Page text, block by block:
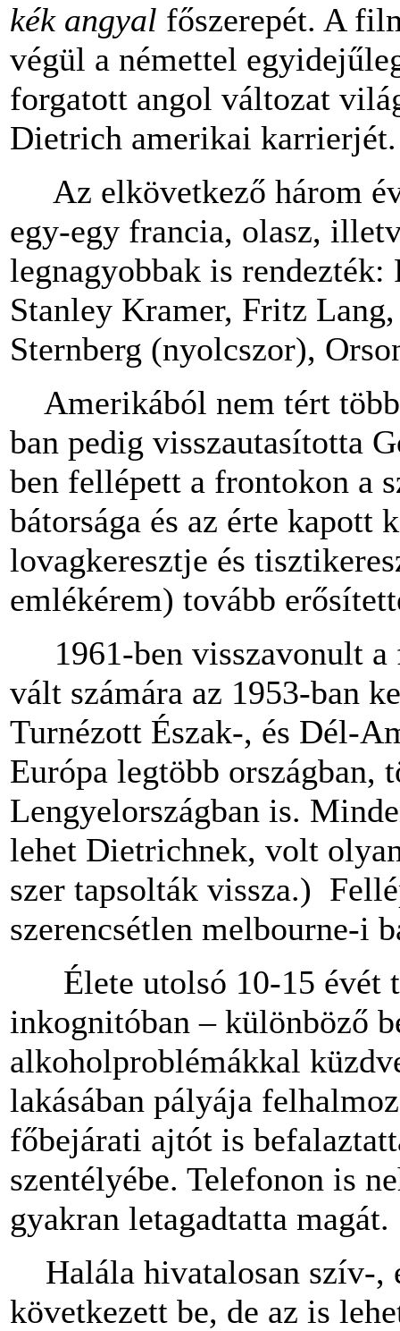
kék angyal főszerepét. A
végül a némettel
forgatott angol változat
Dietrich amerikai karrierjét.
Az elkövetkező három
egy-egy francia, olasz,
legnagyobbak is
Stanley Kramer, Fritz
Sternberg (nyolcszor),
Amerikából nem tért
ban pedig visszautasította
ben fellépett a frontokon a
bátorsága és az érte kapott
lovagkeresztje és
emlékérem) tovább
1961-ben visszavonult a
vált számára az 1953-ban
Turnézott Észak-, és Dél-
Európa legtöbb országban,
Lengyelországban is.
lehet Dietrichnek, volt
szer tapsolták vissza.)
szerencsétlen melbourne-i
Élete utolsó 10-15 évét
inkognitóban – különböző
alkoholproblémákkal
lakásában pályája
főbejárati ajtót is
szentélyébe. Telefonon is
gyakran letagadtatta magát.
Halála hivatalosan szív-,
következett be, de az is